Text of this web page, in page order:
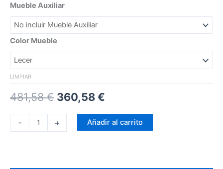
Mueble Auxiliar
Color Mueble
LIMPIAR
481,58€ 360,58€
- + Añadir al carrito